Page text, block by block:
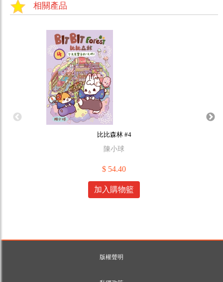
相關產品
比比森林 #4
陳小球
$ 54.40
加入購物籃
版權聲明